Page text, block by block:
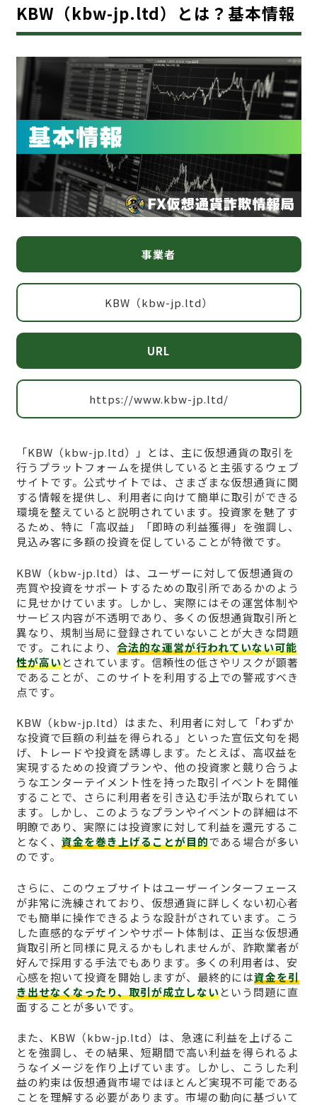
KBW（kbw-jp.ltd）とは？基本情報
事業者
KBW（kbw-jp.ltd）
URL
https://www.kbw-jp.ltd/
「KBW（kbw-jp.ltd）」とは、主に仮想通貨の取引を
行うプラットフォームを提供していると主張するウェブ
サイトです。公式サイトでは、さまざまな仮想通貨に関
する情報を提供し、利用者に向けて簡単に取引ができる
環境を整えていると説明されています。投資家を魅了す
るため、特に「高収益」「即時の利益獲得」を強調し、
見込み客に多額の投資を促していることが特徴です。
KBW（kbw-jp.ltd）は、ユーザーに対して仮想通貨の
売買や投資をサポートするための取引所であるかのよう
に見せかけています。しかし、実際にはその運営体制や
サービス内容が不透明であり、多くの仮想通貨取引所と
異なり、規制当局に登録されていないことが大きな問題
です。これにより、 合法的な運営が行われていない可能
性が高いとされています。信頼性の低さやリスクが顕著
であることが、このサイトを利用する上での警戒すべき
点です。
KBW（kbw-jp.ltd）はまた、利用者に対して「わずか
な投資で巨額の利益を得られる」といった宣伝文句を掲
げ、トレードや投資を誘導します。たとえば、高収益を
実現するための投資プランや、他の投資家と競り合うよ
うなエンターテイメント性を持った取引イベントを開催
することで、さらに利用者を引き込む手法が取られてい
ます。しかし、このようなプランやイベントの詳細は不
明瞭であり、実際には投資家に対して利益を還元するこ
となく、 資金を巻き上げることが目的である場合が多い
のです。
さらに、このウェブサイトはユーザーインターフェース
が非常に洗練されており、仮想通貨に詳しくない初心者
でも簡単に操作できるような設計がされています。こう
した直感的なデザインやサポート体制は、正当な仮想通
貨取引所と同様に見えるかもしれませんが、詐欺業者が
好んで採用する手法でもあります。多くの利用者は、安
心感を抱いて投資を開始しますが、最終的には資金を引
き出せなくなったり、取引が成立しないという問題に直
面することが多いです。
また、KBW（kbw-jp.ltd）は、急速に利益を上げるこ
とを強調し、その結果、短期間で高い利益を得られるよ
うなイメージを作り上げています。しかし、こうした利
益の約束は仮想通貨市場ではほとんど実現不可能である
ことを理解する必要があります。市場の動向に基づいて